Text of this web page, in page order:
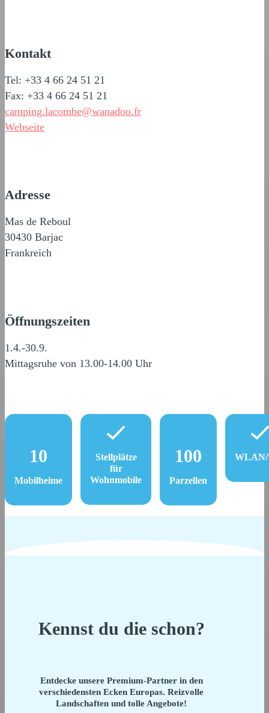
Kontakt
Tel: +33 4 66 24 51 21
Fax: +33 4 66 24 51 21
camping.lacombe@wanadoo.fr
Webseite
Adresse
Mas de Reboul
30430 Barjac
Frankreich
Öffnungszeiten
1.4.-30.9.
Mittagsruhe von 13.00-14.00 Uhr
10
Mobilheime
Stellplätze
für
Wohnmobile
100
Parzellen
Kennst du die schon?
Entdecke unsere Premium-Partner in den
verschiedensten Ecken Europas. Reizvolle
Landschaften und tolle Angebote!